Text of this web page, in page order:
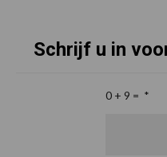
Schrijf u in
0 + 9 = *